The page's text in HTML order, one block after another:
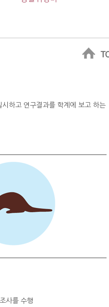
하고 연구결과를 학계에 보고 하는
사를 수행